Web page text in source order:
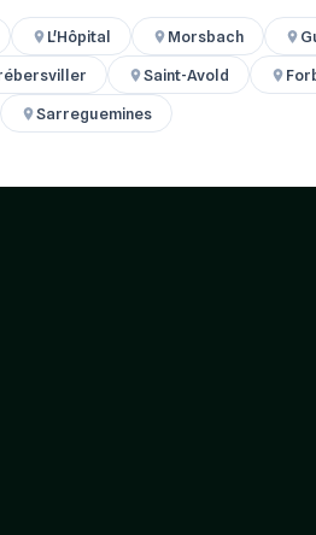
L'Hôpital Morsbach
Saint-Avold
Sarreguemines